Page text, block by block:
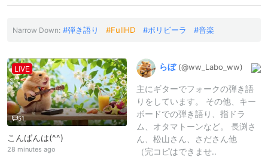
Narrow Down: 弾き語り FullHD ボリビーラ 音楽
LIVE
51
こんばんは(^^)
28 minutes ago
らぼ (@ww_ Labo_ ww)
主にギターでフォークの弾き語
りをしています。 その他、キー
ボードでの弾き語り、指ドラ
ム、オタマトーンなど。 長渕さ
ん、松山さん、さださん他
（完コピはできませ..